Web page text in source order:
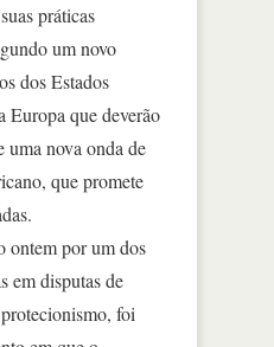
práticas
um novo
dos Estados
Europa que deverão
uma nova onda de
que promete
ontem por um dos
em disputas de
foi